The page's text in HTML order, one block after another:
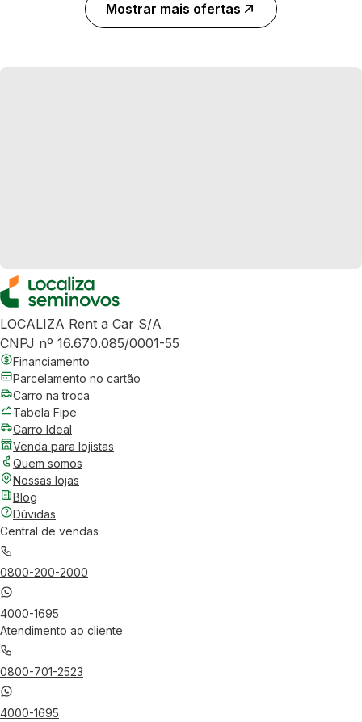
Mostrar mais ofertas
LOCALIZA Rent a Car S/A
CNPJ nº 16.670.085/0001-55
Financiamento
Parcelamento no cartão
Carro na troca
Tabela Fipe
Carro Ideal
Venda para lojistas
Quem somos
Nossas lojas
Blog
Dúvidas
Central de vendas
0800-200-2000
4000-1695
Atendimento ao cliente
0800-701-2523
4000-1695